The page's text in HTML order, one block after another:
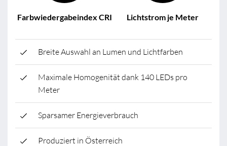
Farbwiedergabeindex CRI Lichtstrom je Meter
Breite Auswahl an Lumen und Lichtfarben
Maximale Homogenität dank 140 LEDs pro
Meter
Sparsamer Energieverbrauch
Produziert in Österreich